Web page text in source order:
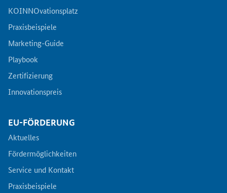
KOINNOvationsplatz
Praxisbeispiele
Marketing-Guide
Playbook
Zertifizierung
Innovationspreis
EU-FÖRDERUNG
Aktuelles
Fördermöglichkeiten
Service und Kontakt
Praxisbeispiele